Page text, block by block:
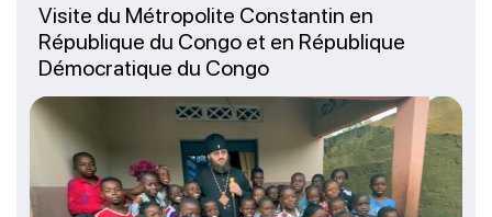
Visite du Métropolite Constantin en
République du Congo et en République
Démocratique du Congo